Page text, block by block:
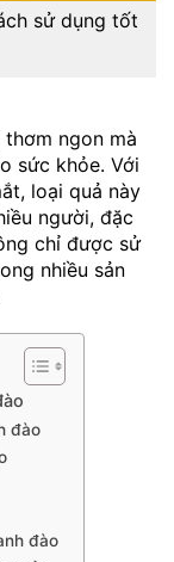
sử dụng tốt
ngon mà
sức khỏe. Với
loại quả này
người, đặc
chỉ được sử
nhiều sản
đào
đào